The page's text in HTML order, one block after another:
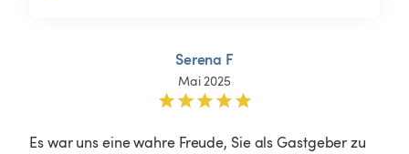
Serena F
Mai 2025
Es war uns eine wahre Freude, Sie als Gastgeber zu